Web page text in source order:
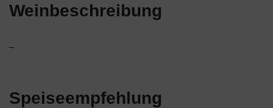
Weinbeschreibung
–
Speiseempfehlung